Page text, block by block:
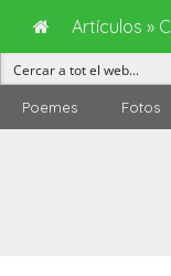
Vés
al
Poemes Fotos
Artículos »